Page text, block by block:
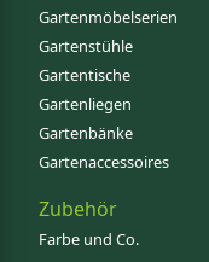
Gartenmöbelserien
Gartenstühle
Gartentische
Gartenliegen
Gartenbänke
Gartenaccessoires
Zubehör
Farbe und Co.